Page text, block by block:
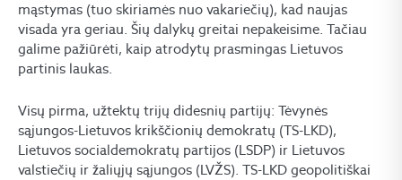
mąstymas (tuo skiriamės nuo vakariečių), kad naujas
visada yra geriau. Šių dalykų greitai nepakeisime. Tačiau
galime pažiūrėti, kaip atrodytų prasmingas Lietuvos
partinis laukas.
Visų pirma, užtektų trijų didesnių partijų: Tėvynės
sąjungos-Lietuvos krikščionių demokratų (TS-LKD),
Lietuvos socialdemokratų partijos (LSDP) ir Lietuvos
valstiečių ir žaliųjų sąjungos (LVŽS). TS-LKD geopolitiškai